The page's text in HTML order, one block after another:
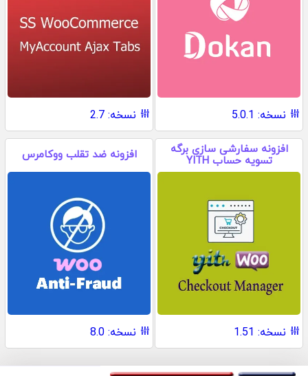
نسخه: 5.0.1 نسخه: 2.7
افزونه سفارشی سازی برگه
تسویه حساب YITH
نسخه: 1.51
افزونه ضد تقلب ووکامرس
نسخه: 8.0